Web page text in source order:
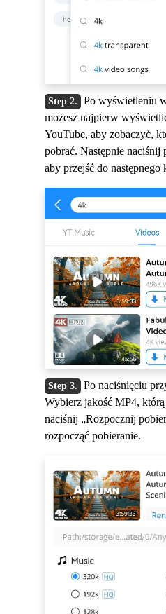
Po wyświetleniu
możesz najpierw
YouTube, aby zobaczyć,
pobrać. Następnie naciśnij
aby przejść do następnego
Po naciśnięciu
Wybierz jakość MP4, którą
naciśnij „Rozpocznij
rozpocząć pobieranie.